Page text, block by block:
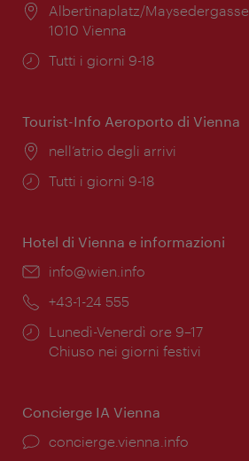
Posizione:
Albertinaplatz/Maysedergasse
1010 Vienna
Orari
Tutti i giorni 9-18
Tourist-Info Aeroporto di Vienna
Posizione:
nell’atrio degli arrivi
Orari
Tutti i giorni 9-18
Hotel di Vienna e informazioni
Email:
info@wien.info
Telefono:
+43-1-24 555
Orari
di
Lunedì-Venerdì ore 9–17
Chiuso nei giorni festivi
Concierge IA Vienna
Ort:
concierge.vienna.info